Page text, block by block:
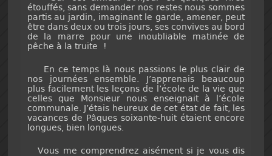
étouffés, sans demander nos restes nous sommes
partis au jardin, imaginant le garde, amener, peut
être dans deux ou trois jours, ses convives au bord
de la marre pour une inoubliable matinée de
pêche à la truite !
En ce temps là nous passions le plus clair de
nos journées ensemble. J’apprenais beaucoup
plus facilement les leçons de l’école de la vie que
celles que Monsieur nous enseignait à l’école
communale. J’étais heureux de cet état de fait, les
vacances de Pâques soixante-huit étaient encore
longues, bien longues.
Vous me comprendrez aisément si je vous dis